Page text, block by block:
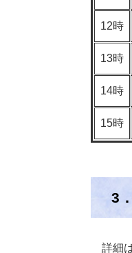
12時
13時
14時
15時
3
詳細は